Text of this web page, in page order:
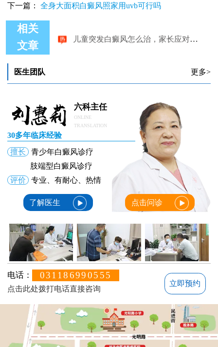
下一篇： 全身大面积白癜风照家用uvb可行吗
相关
文章
医生团队 更多>
六科主任
ONLINE
TRANSLATION
30多年临床经验
擅长
青少年白癜风诊疗
肢端型白癜风诊疗
评价
专业、有耐心、热情
了解医生 点击问诊
电话： 031186990555
点击此处拨打电话直接咨询
立即预约